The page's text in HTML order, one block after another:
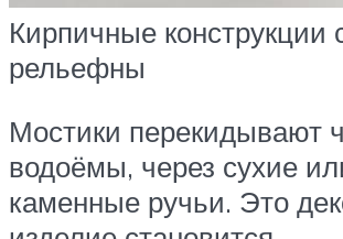
Кирпичные конструкции
рельефны
Мостики перекидывают
водоёмы, через сухие
каменные ручьи. Это